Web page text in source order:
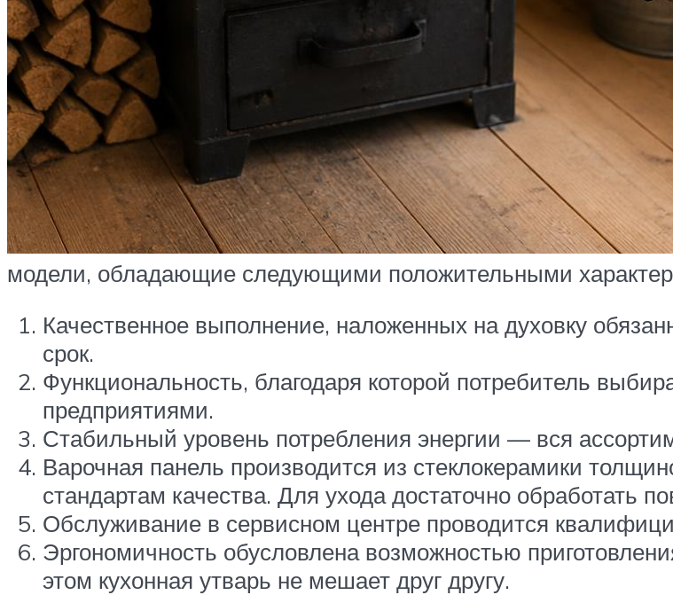
модели, обладающие следующими положительными
Качественное выполнение, наложенных на духовку
срок.
Функциональность, благодаря которой потребитель
предприятиями.
Стабильный уровень потребления энергии — вся
Варочная панель производится из стеклокерамики
стандартам качества. Для ухода достаточно обработать
Обслуживание в сервисном центре проводится
Эргономичность обусловлена возможностью
этом кухонная утварь не мешает друг другу.